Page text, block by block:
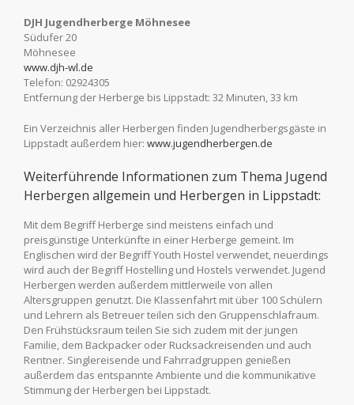
DJH Jugendherberge Möhnesee
Südufer 20
Möhnesee
www.djh-wl.de
Telefon: 02924305
Entfernung der Herberge bis Lippstadt: 32 Minuten, 33 km
Ein Verzeichnis aller Herbergen finden Jugendherbergsgäste in
Lippstadt außerdem hier: www.jugendherbergen.de
Weiterführende Informationen zum Thema Jugend
Herbergen allgemein und Herbergen in Lippstadt:
Mit dem Begriff Herberge sind meistens einfach und
preisgünstige Unterkünfte in einer Herberge gemeint. Im
Englischen wird der Begriff Youth Hostel verwendet, neuerdings
wird auch der Begriff Hostelling und Hostels verwendet. Jugend
Herbergen werden außerdem mittlerweile von allen
Altersgruppen genutzt. Die Klassenfahrt mit über 100 Schülern
und Lehrern als Betreuer teilen sich den Gruppenschlafraum.
Den Frühstücksraum teilen Sie sich zudem mit der jungen
Familie, dem Backpacker oder Rucksackreisenden und auch
Rentner. Singlereisende und Fahrradgruppen genießen
außerdem das entspannte Ambiente und die kommunikative
Stimmung der Herbergen bei Lippstadt.